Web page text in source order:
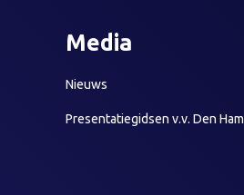
Media
Nieuws
Presentatiegidsen v.v. Den Ham